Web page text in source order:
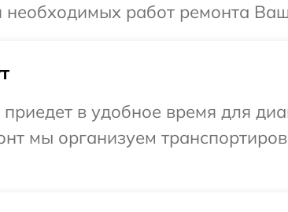
работ ремонта
в удобное время для
мы организуем